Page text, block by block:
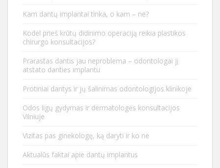
Kam dantų implantai tinka, o kam – ne?
Kodėl prieš krūtų didinimo operaciją reikia plastikos
chirurgo konsultacijos?
Prarastas dantis jau neproblema – odontologai jį
atstato danties implantu
Protiniai dantys ir jų šalinimas odontologijos klinikoje
Odos ligų gydymas ir dermatologės konsultacijos
Vilniuje
Vizitas pas ginekologę, ką daryti ir ko ne
Aktualūs faktai apie dantų implantus